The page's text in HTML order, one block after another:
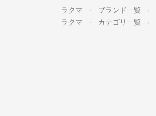
ラクマ ブランド一覧
ラクマ カテゴリ一覧